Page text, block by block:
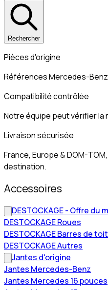
Rechercher
Pièces d'origine
Références Mercedes-
Compatibilité contrôlée
Notre équipe peut vérifier la
Livraison sécurisée
France, Europe & DOM-
destination.
Accessoires
DESTOCKAGE - Offre du
DESTOCKAGE Roues
DESTOCKAGE Barres de toit
DESTOCKAGE Autres
Jantes d'origine
Jantes Mercedes-Benz
Jantes Mercedes 16 pouces